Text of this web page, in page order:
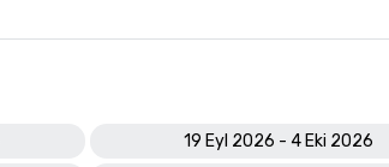
19 Eyl 2026 - 4 Eki 2026